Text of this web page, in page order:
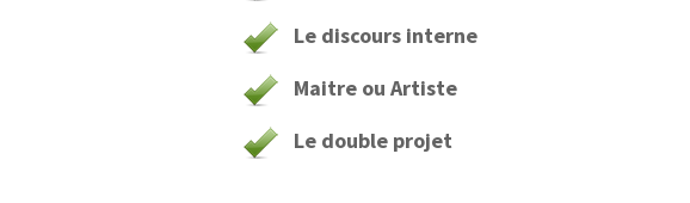
Le discours interne
Maitre ou Artiste
Le double projet